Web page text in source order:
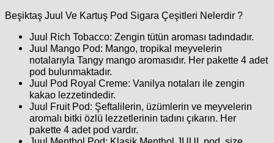
Beşiktaş Juul Ve Kartuş Pod Sigara Çeşitleri Nelerdir ?
Juul Rich Tobacco: Zengin tütün aroması tadındadır.
Juul Mango Pod: Mango, tropikal meyvelerin
notalarıyla Tangy mango aromasıdır. Her pakette 4 adet
pod bulunmaktadır.
Juul Pod Royal Creme: Vanilya notaları ile zengin
kakao lezzetindedir.
Juul Fruit Pod: Şeftalilerin, üzümlerin ve meyvelerin
aromalı bitki özlü lezzetlerinin tadını çıkarın. Her
pakette 4 adet pod vardır.